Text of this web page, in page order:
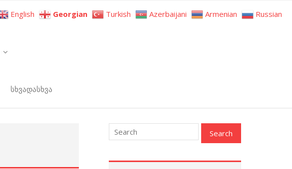
სხვადასხვა
English Georgian Turkish Azerbaijani Armenian Russian